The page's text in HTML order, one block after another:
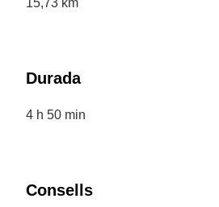
15,73 km
Durada
4 h 50 min
Consells